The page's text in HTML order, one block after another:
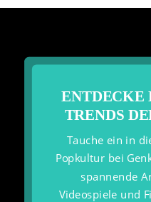
ENTDECKE
TRENDS
Tauche ein in
Popkultur bei
spannende
Videospiele und